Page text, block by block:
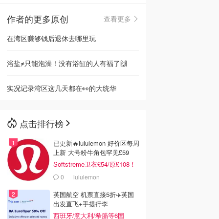
🇳🇿新西兰
作者的更多原创
查看更多
在湾区赚够钱后退休去哪里玩
浴盐≠只能泡澡！没有浴缸的人有福了🙌
实况记录湾区这几天都在👀的大统华
点击排行榜
已更新🔥lululemon 好价区每周
上新 大号粉牛角包罕见£59
Softstreme卫衣£54/原£108！
0 lululemon
英国航空 机票直接5折✈️英国
出发直飞+手提行李
西班牙/意大利/希腊等6国